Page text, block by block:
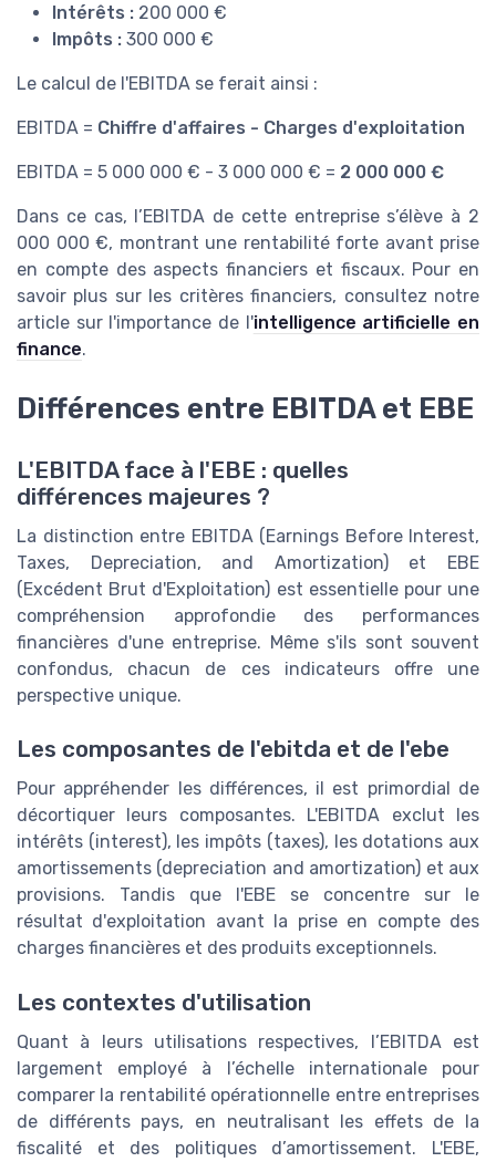
Intérêts : 200 000 €
Impôts : 300 000 €
Le calcul de l'EBITDA se ferait ainsi :
EBITDA = Chiffre d'affaires - Charges d'exploitation
EBITDA = 5 000 000 € - 3 000 000 € = 2 000 000 €
Dans ce cas, l’EBITDA de cette entreprise s’élève à 2
000 000 €, montrant une rentabilité forte avant prise
en compte des aspects financiers et fiscaux. Pour en
savoir plus sur les critères financiers, consultez notre
article sur l'importance de l'intelligence artificielle en
finance.
Différences entre EBITDA et EBE
L'EBITDA face à l'EBE : quelles
différences majeures ?
La distinction entre EBITDA (Earnings Before Interest,
Taxes, Depreciation, and Amortization) et EBE
(Excédent Brut d'Exploitation) est essentielle pour une
compréhension approfondie des performances
financières d'une entreprise. Même s'ils sont souvent
confondus, chacun de ces indicateurs offre une
perspective unique.
Les composantes de l'ebitda et de l'ebe
Pour appréhender les différences, il est primordial de
décortiquer leurs composantes. L'EBITDA exclut les
intérêts (interest), les impôts (taxes), les dotations aux
amortissements (depreciation and amortization) et aux
provisions. Tandis que l'EBE se concentre sur le
résultat d'exploitation avant la prise en compte des
charges financières et des produits exceptionnels.
Les contextes d'utilisation
Quant à leurs utilisations respectives, l’EBITDA est
largement employé à l’échelle internationale pour
comparer la rentabilité opérationnelle entre entreprises
de différents pays, en neutralisant les effets de la
fiscalité et des politiques d’amortissement. L'EBE,